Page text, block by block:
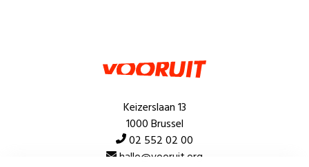
Keizerslaan 13
1000 Brussel
02 552 02 00
hallo@vooruit.org